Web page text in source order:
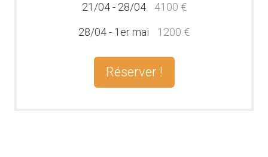
21/04 - 28/04
4100 €
28/04 - 1er mai
1200 €
Réserver !